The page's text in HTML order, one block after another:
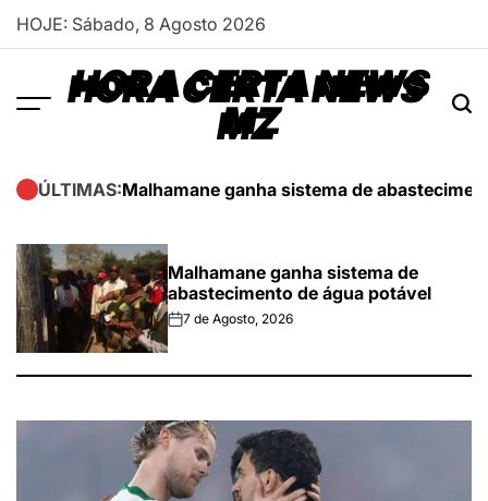
Skip
HOJE: Sábado, 8 Agosto 2026
HORA CERTA NEWS
MZ
ÚLTIMAS:Malhamane ganha sistema de
Malhamane ganha sistema de
abastecimento de água potável
on7 de Agosto, 2026